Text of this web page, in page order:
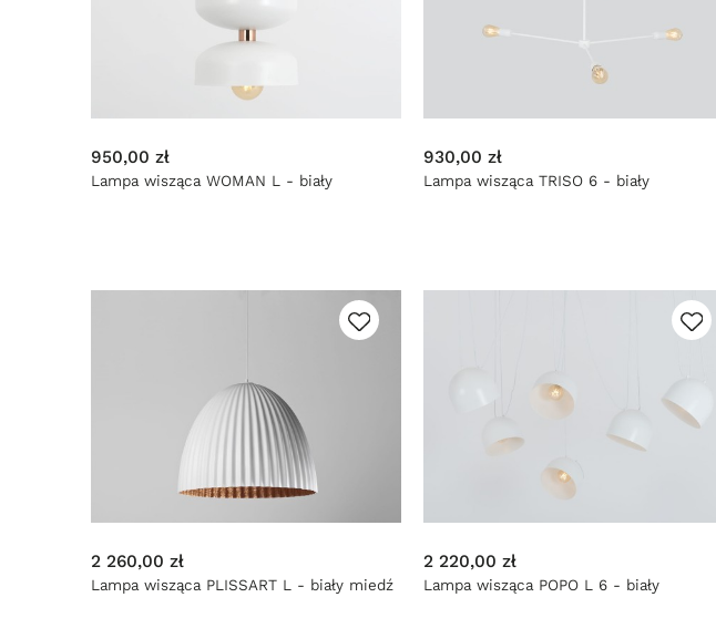
950,00 zł
Lampa wisząca WOMAN L - biały
930,00 zł
Lampa wisząca TRISO 6 - biały
2 260,00 zł
Lampa wisząca PLISSART L - biały miedź
2 220,00 zł
Lampa wisząca POPO L 6 - biały